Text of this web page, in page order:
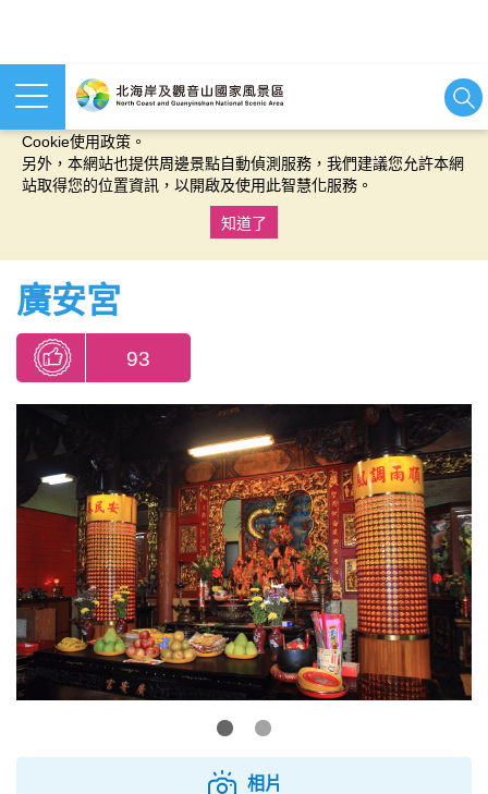
本網站使用cookies等相關技術以持續優化網站服務，並有助於為
Cookie使用政策。
另外，本網站也提供周邊景點自動偵測服務，我們建議您允許本網
站取得您的位置資訊，以開啟及使用此智慧化服務。
知道了
廣安宮
93
相片